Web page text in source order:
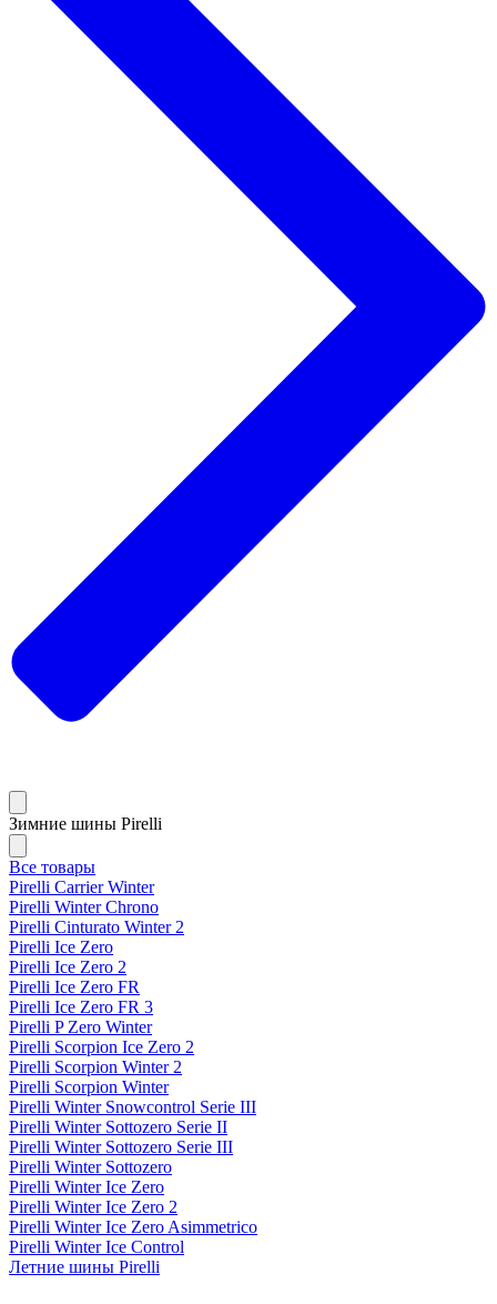
Зимние шины Pirelli
Все товары
Pirelli Carrier Winter
Pirelli Winter Chrono
Pirelli Cinturato Winter 2
Pirelli Ice Zero
Pirelli Ice Zero 2
Pirelli Ice Zero FR
Pirelli Ice Zero FR 3
Pirelli P Zero Winter
Pirelli Scorpion Ice Zero 2
Pirelli Scorpion Winter 2
Pirelli Scorpion Winter
Pirelli Winter Snowcontrol Serie III
Pirelli Winter Sottozero Serie II
Pirelli Winter Sottozero Serie III
Pirelli Winter Sottozero
Pirelli Winter Ice Zero
Pirelli Winter Ice Zero 2
Pirelli Winter Ice Zero Asimmetrico
Pirelli Winter Ice Control
Летние шины Pirelli